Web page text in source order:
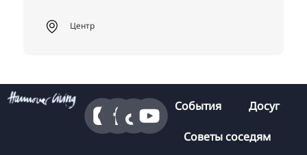
Центр
События Досуг
Советы соседям